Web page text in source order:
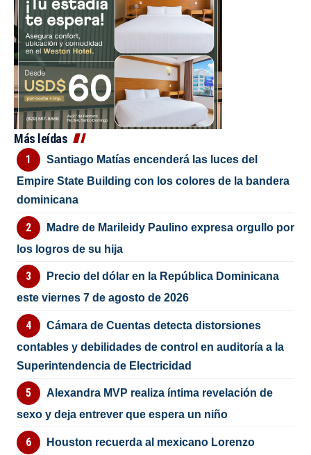
Más leídas
Santiago Matías encenderá las luces del
Empire State Building con los colores de la bandera
dominicana
Madre de Marileidy Paulino expresa orgullo por
los logros de su hija
Precio del dólar en la República Dominicana
este viernes 7 de agosto de 2026
Cámara de Cuentas detecta distorsiones
contables y debilidades de control en auditoría a la
Superintendencia de Electricidad
Alexandra MVP realiza íntima revelación de
sexo y deja entrever que espera un niño
Houston recuerda al mexicano Lorenzo